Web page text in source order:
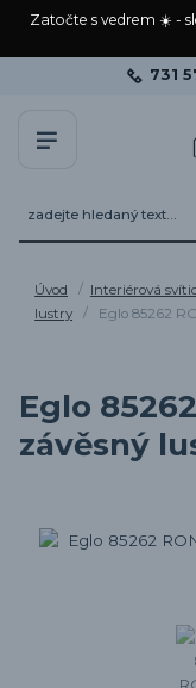
Zatočte s vedrem ☀️ -
731
Úvod Interiérová
lustry
Eglo 85262
Eglo
závěsný